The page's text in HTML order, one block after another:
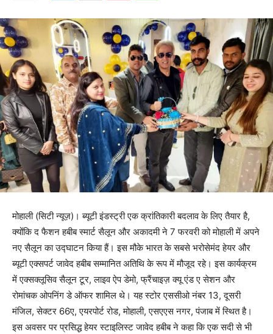
मोहाली (सिटी न्यूज़)। ब्यूटी इंडस्ट्री एक क्रांतिकारी बदलाव के लिए तैयार है,
क्योंकि द फैशन हबीब स्मार्ट सैलून और अकादमी ने 7 फरवरी को मोहाली में अपने
नए सैलून का उद्घाटन किया हैं। इस मौके भारत के सबसे भरोसेमंद हेयर और
ब्यूटी एक्सपर्ट जावेद हबीब सम्मानित अतिथि के रूप में मौजूद रहे। इस कार्यक्रम
में एक्सक्लूसिव सैलून टूर, लाइव ऐप डेमो, फ्रैंचाइज़ क्यू एंड ए सेशन और
रोमांचक ओपनिंग डे ऑफर शामिल थे। यह स्टोर एससीओ नंबर 13, दूसरी
मंजिल, सेक्टर 66ए, एयरपोर्ट रोड, मोहाली, एसएएस नगर, पंजाब में स्थित है।
इस अवसर पर प्रसिद्ध हेयर स्टाइलिस्ट जावेद हबीब ने कहा कि एक सदी से भी